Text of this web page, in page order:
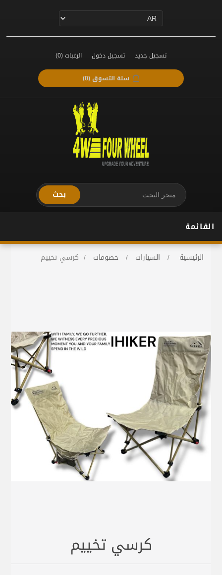
تسجيل جديد تسجيل دخول الرغبات(0)
سلة التسوق(0)
بحث
القائمة
الرئيسية / السيارات / خصومات / كرسي تخييم
كرسي تخييم